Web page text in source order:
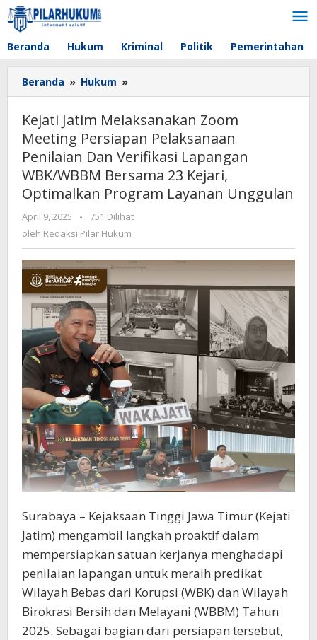
Lewati
ke
konten
Beranda Hukum Kriminal Politik Pemerintahan
Beranda » Hukum »
Jatim
Melaksanakan
Zoom
Meeting
Persiapan
Pelaksanaan
Penilaian
Dan
Verifikasi
Lapangan
WBK/WBBM
Bersama
23
Kejari,
Optimalkan
Program
Layanan
Unggulan
Kejati Jatim Melaksanakan Zoom
Meeting Persiapan Pelaksanaan
Penilaian Dan Verifikasi Lapangan
WBK/WBBM Bersama 23 Kejari,
Optimalkan Program Layanan Unggulan
April 9, 2025
oleh
Redaksi
Hukum
-
751 Dilihat
oleh Redaksi Pilar Hukum
Surabaya – Kejaksaan Tinggi Jawa Timur (Kejati
Jatim) mengambil langkah proaktif dalam
mempersiapkan satuan kerjanya menghadapi
penilaian lapangan untuk meraih predikat
Wilayah Bebas dari Korupsi (WBK) dan Wilayah
Birokrasi Bersih dan Melayani (WBBM) Tahun
2025. Sebagai bagian dari persiapan tersebut,